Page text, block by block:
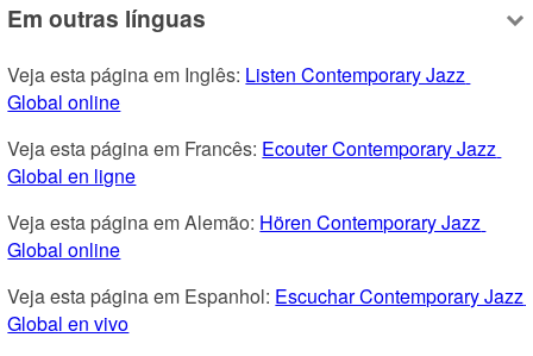
Em outras línguas
Veja esta página em Inglês: Listen Contemporary Jazz
Global online
Veja esta página em Francês: Ecouter Contemporary Jazz
Global en ligne
Veja esta página em Alemão: Hören Contemporary Jazz
Global online
Veja esta página em Espanhol: Escuchar Contemporary Jazz
Global en vivo